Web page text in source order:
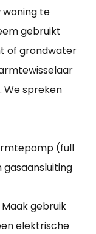
woning te
gebruikt
of grondwater
We spreken
(full
gebruik
elektrische